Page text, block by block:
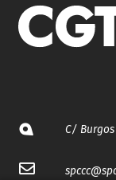
C/ Burgos
spccc@